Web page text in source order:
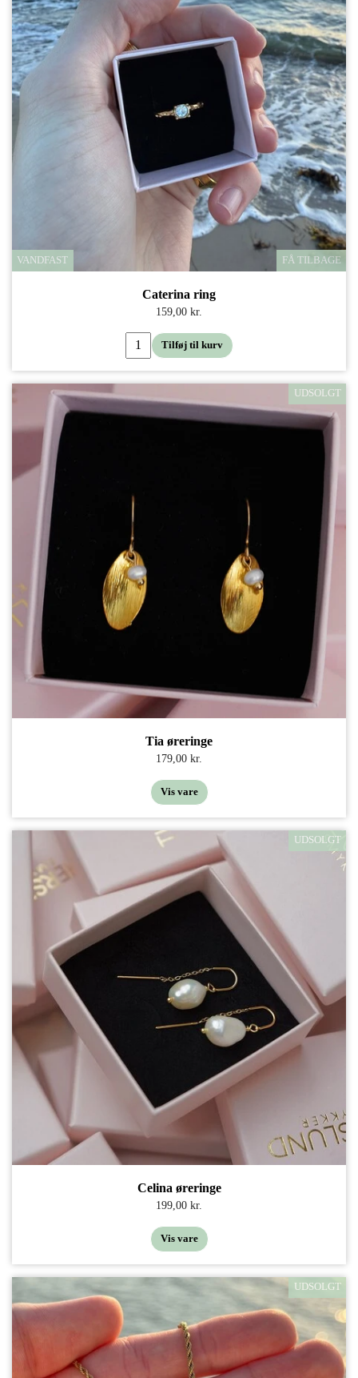
VANDFAST FÅ TILBAGE
Caterina ring
159,00 kr.
Tilføj til kurv
UDSOLGT
Tia øreringe
179,00 kr.
Vis vare
UDSOLGT
Celina øreringe
199,00 kr.
Vis vare
UDSOLGT